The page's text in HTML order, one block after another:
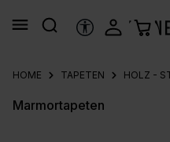
springen
HILFSTOOLS
HOME TAPETEN HOLZ -
Marmortapeten